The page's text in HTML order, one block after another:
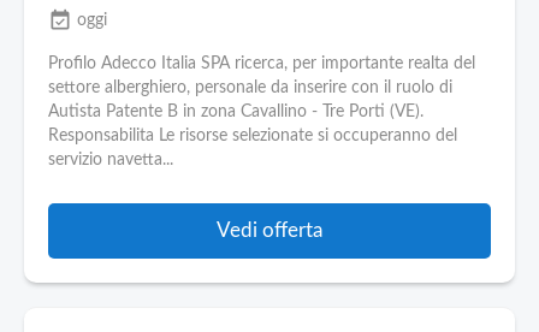
event_available oggi
Profilo Adecco Italia SPA ricerca, per importante realta del
settore alberghiero, personale da inserire con il ruolo di
Autista Patente B in zona Cavallino - Tre Porti (VE).
Responsabilita Le risorse selezionate si occuperanno del
servizio navetta...
Vedi offerta